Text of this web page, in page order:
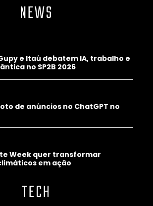
NEWS
e Itaú debatem IA, trabalho e
no SP2B 2026
de anúncios no ChatGPT no
Week quer transformar
em ação
TECH